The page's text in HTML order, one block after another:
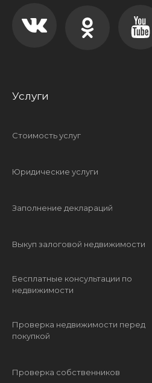
Услуги
Стоимость услуг
Юридические услуги
Заполнение деклараций
Выкуп залоговой недвижимости
Бесплатные консультации по
недвижимости
Проверка недвижимости перед
покупкой
Проверка собственников